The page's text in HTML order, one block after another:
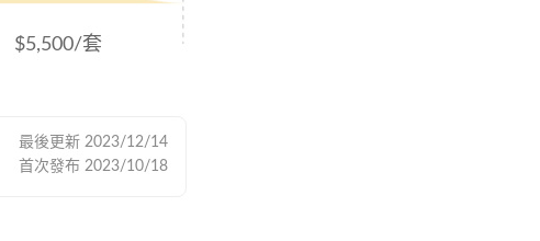
$5,500/套
最後更新 2023/12/14
首次發布 2023/10/18